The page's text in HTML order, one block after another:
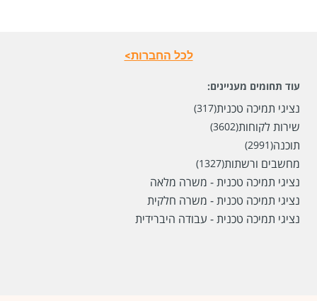
שכר
המעסיק לא סיפר לנו
לכל החברות>
עוד תחומים מעניינים:
נציגי תמיכה טכנית(317)
שירות לקוחות(3602)
תוכנה(2991)
מחשבים ורשתות(1327)
נציגי תמיכה טכנית - משרה מלאה
נציגי תמיכה טכנית - משרה חלקית
נציגי תמיכה טכנית - עבודה היברידית